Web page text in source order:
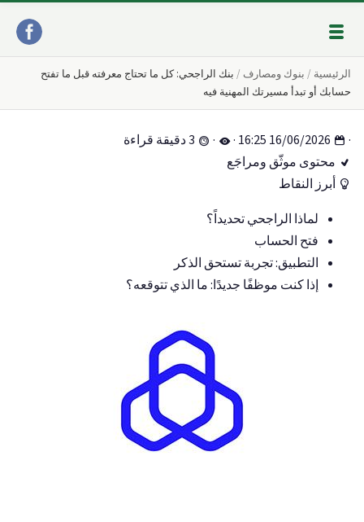
الرئيسية بنوك ومصارف
بنك الراجحي: كل ما تحتاج معرفته قبل ما تفتح
حسابك أو تبدأ مسيرتك المهنية فيه
·
·
·
محتوى موثّق ومراجَع
أبرز النقاط
لماذا الراجحي تحديداً؟
فتح الحساب
التطبيق: تجربة تستحق الذكر
إذا كنت موظفًا جديدًا: ما الذي تتوقعه؟